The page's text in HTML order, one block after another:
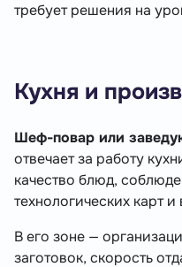
требует решения на
Кухня и
Шеф-повар или
отвечает за работу
качество блюд,
технологических карт
В его зоне —
заготовок, скорость